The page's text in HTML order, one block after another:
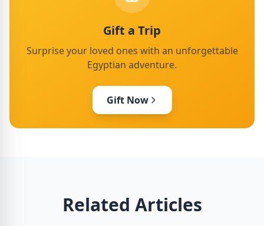
Gift a Trip
Surprise your loved ones with an unforgettable
Egyptian adventure.
Gift Now
Related Articles